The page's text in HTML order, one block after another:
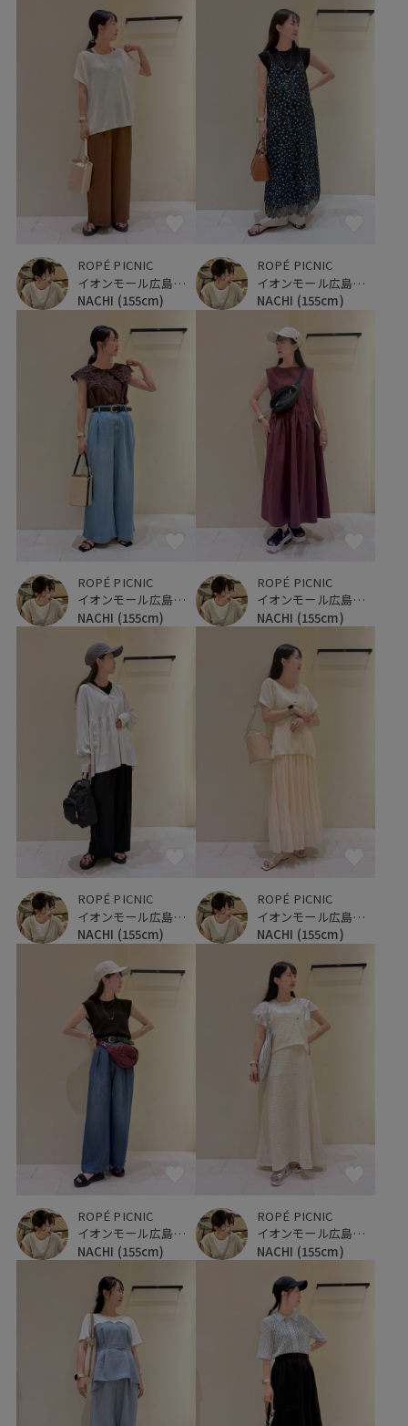
ROPÉ PICNIC
イオンモール広島府中
NACHI (155cm)
ROPÉ PICNIC
イオンモール広島府中
NACHI (155cm)
ROPÉ PICNIC
イオンモール広島府中
NACHI (155cm)
ROPÉ PICNIC
イオンモール広島府中
NACHI (155cm)
ROPÉ PICNIC
イオンモール広島府中
NACHI (155cm)
ROPÉ PICNIC
イオンモール広島府中
NACHI (155cm)
ROPÉ PICNIC
イオンモール広島府中
NACHI (155cm)
ROPÉ PICNIC
イオンモール広島府中
NACHI (155cm)